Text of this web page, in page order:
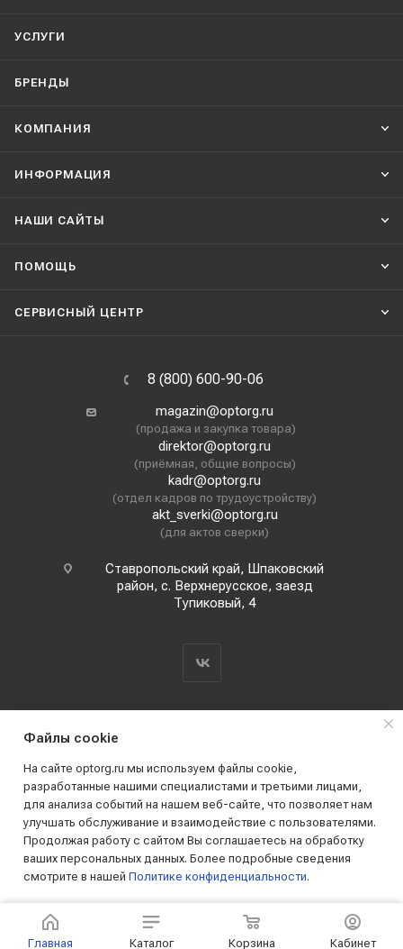
УСЛУГИ
БРЕНДЫ
КОМПАНИЯ
ИНФОРМАЦИЯ
НАШИ CАЙТЫ
ПОМОЩЬ
СЕРВИСНЫЙ ЦЕНТР
8 (800) 600-90-06
magazin@optorg.ru
(продажа и закупка товара)
direktor@optorg.ru
(приёмная, общие вопросы)
kadr@optorg.ru
(отдел кадров по трудоустройству)
akt_sverki@optorg.ru
(для актов сверки)
Ставропольский край, Шпаковский
район, с. Верхнерусское, заезд
Тупиковый, 4
2019 - 2026 © АО КПК "Ставропольстройопторг"
Все права защищены
Файлы cookie
На сайте optorg.ru мы используем файлы cookie,
разработанные нашими специалистами и третьими лицами,
для анализа событий на нашем веб-сайте, что позволяет нам
улучшать обслуживание и взаимодействие с пользователями.
Продолжая работу с сайтом Вы соглашаетесь на обработку
ваших персональных данных. Более подробные сведения
смотрите в нашей Политике конфиденциальности.
ПРИНИМАЮ
Главная Каталог Корзина Кабинет